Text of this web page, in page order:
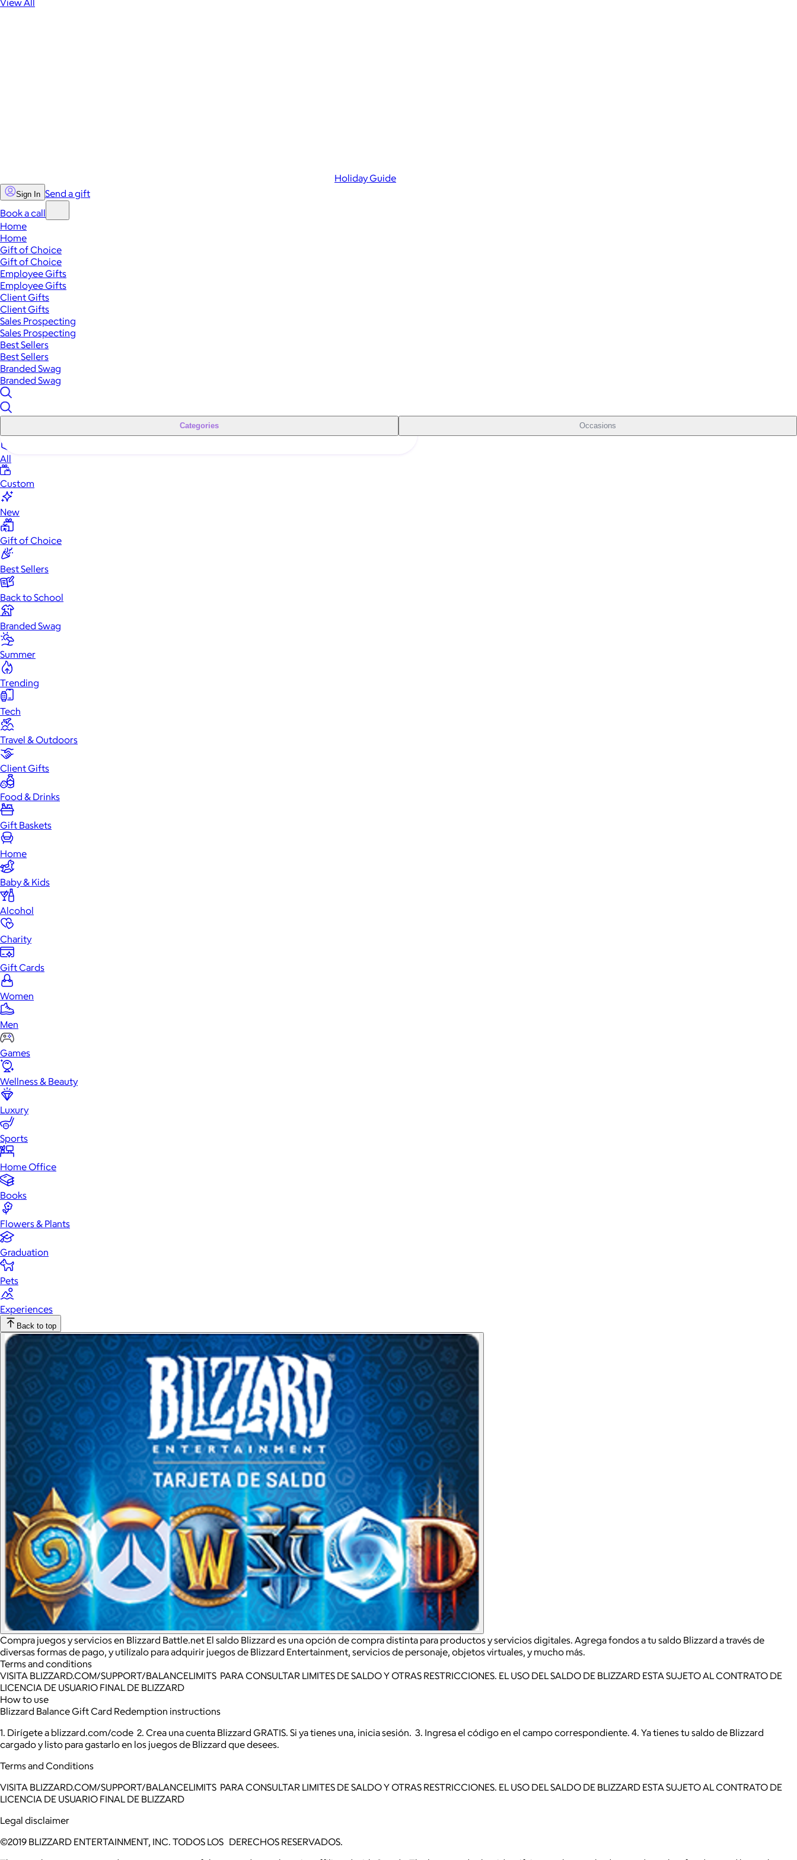
Holiday Guide
Sign In Send a gift
Book a call
Home
Home
Gift of Choice
Gift of Choice
Employee Gifts
Employee Gifts
Client Gifts
Client Gifts
Sales Prospecting
Sales Prospecting
Best Sellers
Best Sellers
Branded Swag
Branded Swag
Categories Occasions
All
Custom
New
Gift of Choice
Best Sellers
Back to School
Branded Swag
Summer
Trending
Tech
Travel & Outdoors
Client Gifts
Food & Drinks
Gift Baskets
Home
Baby & Kids
Alcohol
Charity
Gift Cards
Women
Men
Games
Wellness & Beauty
Luxury
Sports
Home Office
Books
Flowers & Plants
Graduation
Pets
Experiences
Back to top
Compra juegos y servicios en Blizzard Battle.net El saldo Blizzard es una opción de compra distinta para productos y servicios digitales. Agrega fondos a tu saldo Blizzard a través de
diversas formas de pago, y utilízalo para adquirir juegos de Blizzard Entertainment, servicios de personaje, objetos virtuales, y mucho más.
Terms and conditions
VISITA BLIZZARD.COM/SUPPORT/BALANCELIMITS PARA CONSULTAR LIMITES DE SALDO Y OTRAS RESTRICCIONES. EL USO DEL SALDO DE BLIZZARD ESTA SUJETO AL CONTRATO DE
LICENCIA DE USUARIO FINAL DE BLIZZARD
How to use
Blizzard Balance Gift Card Redemption instructions
1. Dirígete a blizzard.com/code 2. Crea una cuenta Blizzard GRATIS. Si ya tienes una, inicia sesión. 3. Ingresa el código en el campo correspondiente. 4. Ya tienes tu saldo de Blizzard
cargado y listo para gastarlo en los juegos de Blizzard que desees.
Terms and Conditions
VISITA BLIZZARD.COM/SUPPORT/BALANCELIMITS PARA CONSULTAR LIMITES DE SALDO Y OTRAS RESTRICCIONES. EL USO DEL SALDO DE BLIZZARD ESTA SUJETO AL CONTRATO DE
LICENCIA DE USUARIO FINAL DE BLIZZARD
Legal disclaimer
©2019 BLIZZARD ENTERTAINMENT, INC. TODOS LOS DERECHOS RESERVADOS.